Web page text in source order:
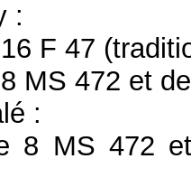
:
F 47
MS 472 et
:
8 MS 472